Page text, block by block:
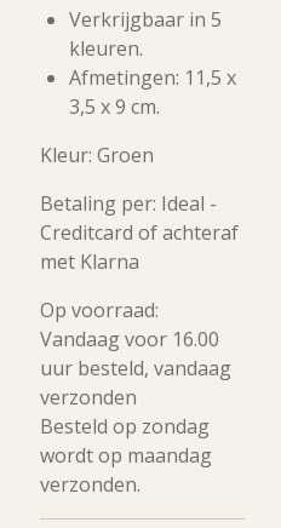
Verkrijgbaar in 5
kleuren.
Afmetingen: 11,5 x
3,5 x 9 cm.
Kleur: Groen
Betaling per: Ideal -
Creditcard of achteraf
met Klarna
Op voorraad:
Vandaag voor 16.00
uur besteld, vandaag
verzonden
Besteld op zondag
wordt op maandag
verzonden.